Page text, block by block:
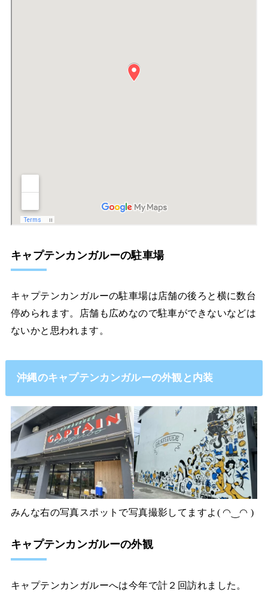
キャプテンカンガルーの駐車場
キャプテンカンガルーの駐車場は店舗の後ろと横に数台
停められます。店舗も広めなので駐車ができないなどは
ないかと思われます。
沖縄のキャプテンカンガルーの外観と内装
みんな右の写真スポットで写真撮影してますよ( ◠‿◠ )
キャプテンカンガルーの外観
キャプテンカンガルーへは今年で計２回訪れました。